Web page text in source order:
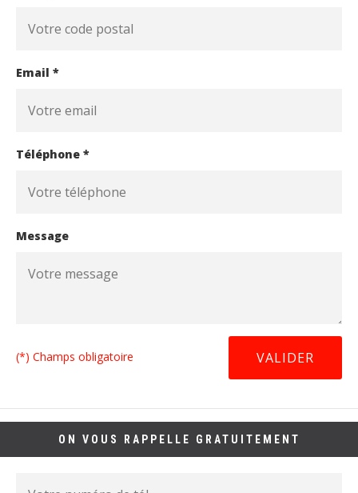
Email *
Téléphone *
Message
(*) Champs obligatoire
ON VOUS RAPPELLE GRATUITEMENT